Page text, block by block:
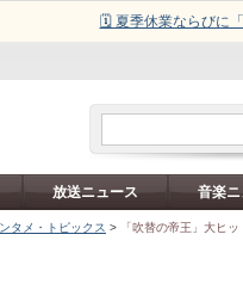
🗓️ 夏季休業ならびに
放送ニュース 音楽
タメ・トピックス > 「吹替の帝王」大ヒ